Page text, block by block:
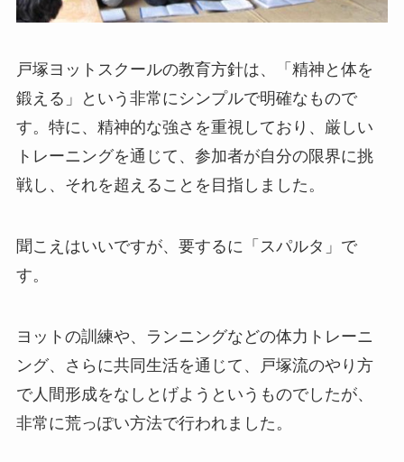
戸塚ヨットスクールの教育方針は、「精神と体を
鍛える」という非常にシンプルで明確なもので
す。特に、精神的な強さを重視しており、厳しい
トレーニングを通じて、参加者が自分の限界に挑
戦し、それを超えることを目指しました。
聞こえはいいですが、要するに「スパルタ」で
す。
ヨットの訓練や、ランニングなどの体力トレーニ
ング、さらに共同生活を通じて、戸塚流のやり方
で人間形成をなしとげようというものでしたが、
非常に荒っぽい方法で行われました。